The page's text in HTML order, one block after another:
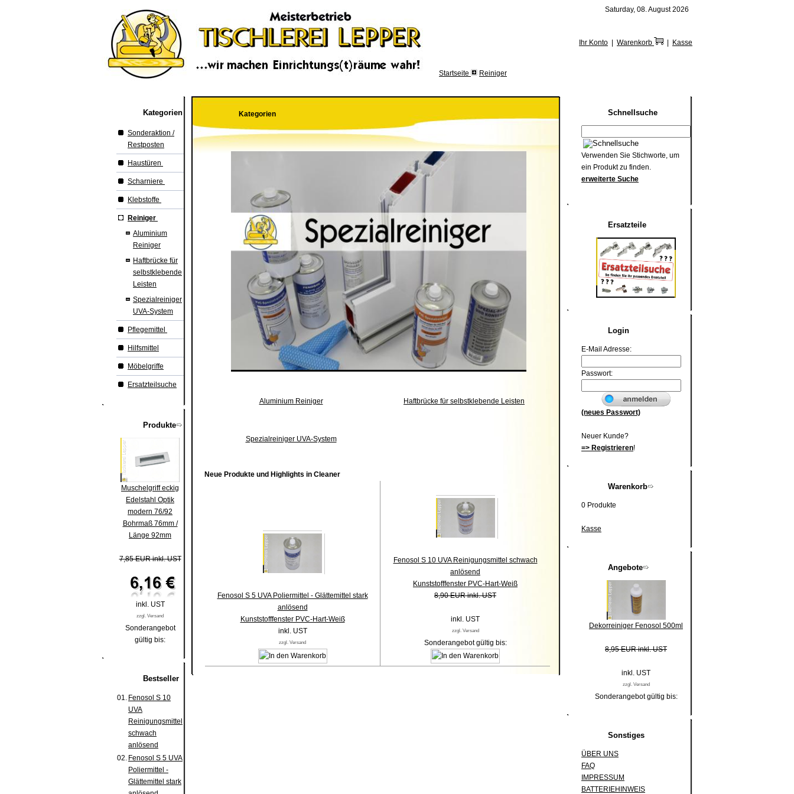
Saturday, 08. August 2026
Ihr Konto Warenkorb Kasse
Startseite Reiniger
Kategorien
Sonderaktion /
Restposten
Haustüren
Scharniere
Klebstoffe
Reiniger
Aluminium
Reiniger
Haftbrücke für
selbstklebende
Leisten
Spezialreiniger
UVA-System
Pflegemittel
Hilfsmittel
Möbelgriffe
Ersatzteilsuche
Produkte
Muschelgriff eckig
Edelstahl Optik
modern 76/92
Bohrmaß 76mm /
Länge 92mm
7,85 EUR inkl. UST
inkl. UST
zzgl. Versand
Sonderangebot
gültig bis:
Bestseller
01. Fenosol S 10
UVA
Reinigungsmittel
schwach
anlösend
02. Fenosol S 5 UVA
Poliermittel -
Glättemittel stark
Kategorien
Aluminium Reiniger Haftbrücke für selbstklebende Leisten
Spezialreiniger UVA-System
Neue Produkte und Highlights in Cleaner
Fenosol S 5 UVA Poliermittel - Glättemittel stark
anlösend
Kunststofffenster PVC-Hart-Weiß
inkl. UST
zzgl. Versand
Fenosol S 10 UVA Reinigungsmittel schwach
anlösend
Kunststofffenster PVC-Hart-Weiß
8,90 EUR inkl. UST
inkl. UST
zzgl. Versand
Sonderangebot gültig bis:
Schnellsuche
Verwenden Sie Stichworte, um
ein Produkt zu finden.
erweiterte Suche
Ersatzteile
Login
E-Mail Adresse:
Passwort:
(neues Passwort)
Neuer Kunde?
=> Registrieren!
Warenkorb
0 Produkte
Kasse
Angebote
Dekorreiniger Fenosol 500ml
8,95 EUR inkl. UST
inkl. UST
zzgl. Versand
Sonderangebot gültig bis:
Sonstiges
ÜBER UNS
FAQ
IMPRESSUM
BATTERIEHINWEIS